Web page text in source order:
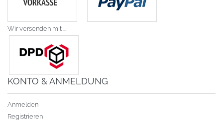
Wir versenden mit ...
KONTO & ANMELDUNG
Anmelden
Registrieren